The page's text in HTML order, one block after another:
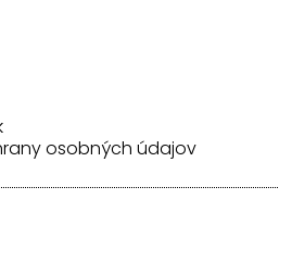
osobných údajov